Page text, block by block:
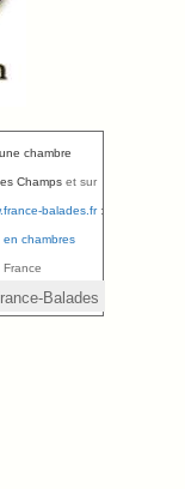
une chambre
Champs et sur
balades.fr:
en chambres
France
Balades